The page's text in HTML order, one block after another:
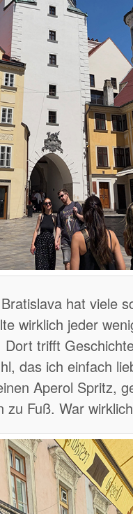
hat viele
wirklich jeder
Dort trifft
das ich einfach
Aperol Spritz,
zu Fuß. War